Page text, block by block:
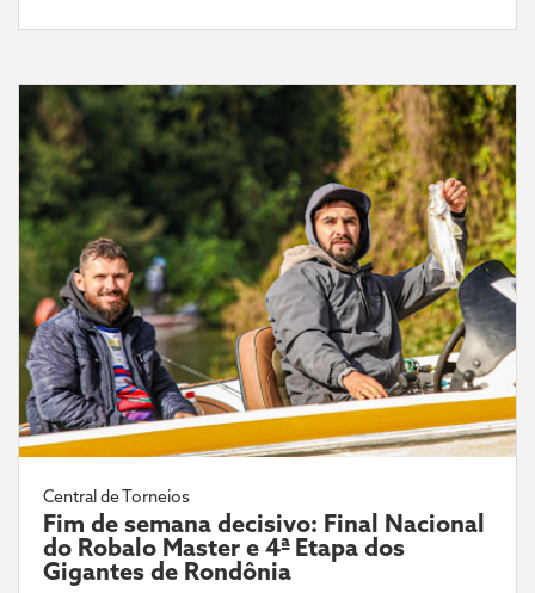
Central de Torneios
Fim de semana decisivo: Final Nacional
do Robalo Master e 4ª Etapa dos
Gigantes de Rondônia